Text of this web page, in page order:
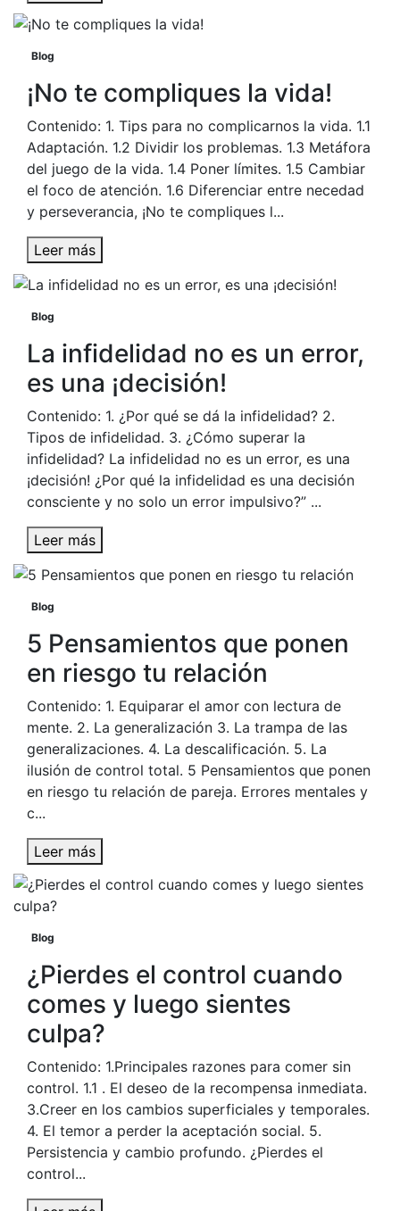
Blog
¡No te compliques la vida!
Contenido: 1. Tips para no complicarnos la vida. 1.1
Adaptación. 1.2 Dividir los problemas. 1.3 Metáfora
del juego de la vida. 1.4 Poner límites. 1.5 Cambiar
el foco de atención. 1.6 Diferenciar entre necedad
y perseverancia, ¡No te compliques l...
Leer más
Blog
La infidelidad no es un error,
es una ¡decisión!
Contenido: 1. ¿Por qué se dá la infidelidad? 2.
Tipos de infidelidad. 3. ¿Cómo superar la
infidelidad? La infidelidad no es un error, es una
¡decisión! ¿Por qué la infidelidad es una decisión
consciente y no solo un error impulsivo?” ...
Leer más
Blog
5 Pensamientos que ponen
en riesgo tu relación
Contenido: 1. Equiparar el amor con lectura de
mente. 2. La generalización 3. La trampa de las
generalizaciones. 4. La descalificación. 5. La
ilusión de control total. 5 Pensamientos que ponen
en riesgo tu relación de pareja. Errores mentales y
c...
Leer más
Blog
¿Pierdes el control cuando
comes y luego sientes
culpa?
Contenido: 1.Principales razones para comer sin
control. 1.1 . El deseo de la recompensa inmediata.
3.Creer en los cambios superficiales y temporales.
4. El temor a perder la aceptación social. 5.
Persistencia y cambio profundo. ¿Pierdes el
control...